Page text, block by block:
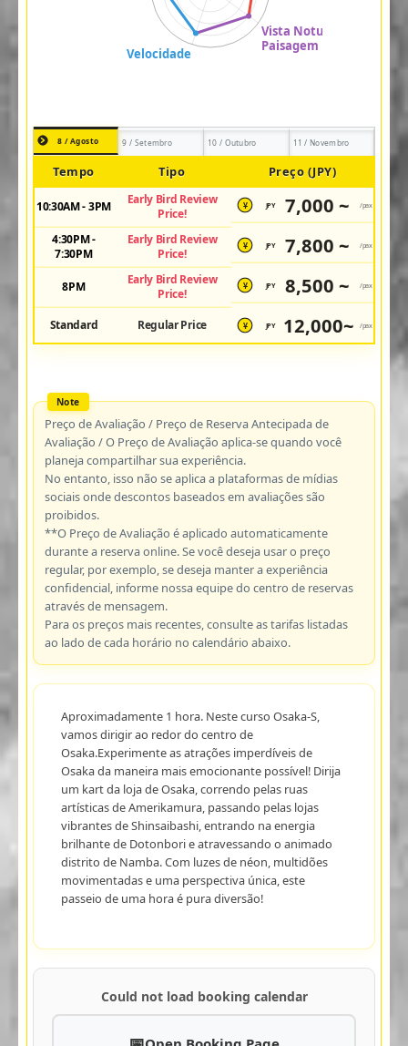
8 / Agosto 9 / Setembro 10 / Outubro 11 / Novembro
Tempo Tipo Preço (JPY)
10:30AM - 3PM
Early Bird Review
Price!
¥ JPY 7,000 ~ /pax
4:30PM -
7:30PM
Early Bird Review
Price!
¥ JPY 7,800 ~ /pax
8PM
Early Bird Review
Price!
¥ JPY 8,500 ~ /pax
Standard Regular Price ¥ JPY 12,000~ /pax
Preço de Avaliação / Preço de Reserva Antecipada de
Avaliação / O Preço de Avaliação aplica-se quando você
planeja compartilhar sua experiência.
No entanto, isso não se aplica a plataformas de mídias
sociais onde descontos baseados em avaliações são
proibidos.
**O Preço de Avaliação é aplicado automaticamente
durante a reserva online. Se você deseja usar o preço
regular, por exemplo, se deseja manter a experiência
confidencial, informe nossa equipe do centro de reservas
através de mensagem.
Para os preços mais recentes, consulte as tarifas listadas
ao lado de cada horário no calendário abaixo.
Aproximadamente 1 hora. Neste curso Osaka-S,
vamos dirigir ao redor do centro de
Osaka.Experimente as atrações imperdíveis de
Osaka da maneira mais emocionante possível! Dirija
um kart da loja de Osaka, correndo pelas ruas
artísticas de Amerikamura, passando pelas lojas
vibrantes de Shinsaibashi, entrando na energia
brilhante de Dotonbori e atravessando o animado
distrito de Namba. Com luzes de néon, multidões
movimentadas e uma perspectiva única, este
passeio de uma hora é pura diversão!
Could not load booking calendar